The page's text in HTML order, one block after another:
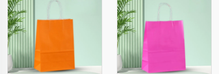
зориулагдсан буцаж
ашиглах боломжтой
крафт хавтангаас
бүрдсэн дагуу, цэцэг,
хөнгөн хоолны
ашиглахад
Кристмасийн Хоолын
Пакинг Скрин Принт